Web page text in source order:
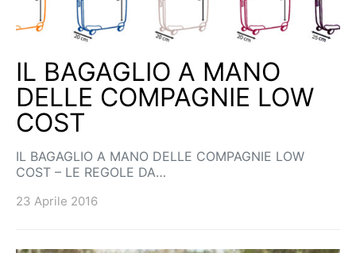
IL BAGAGLIO A MANO
DELLE COMPAGNIE LOW
COST
IL BAGAGLIO A MANO DELLE COMPAGNIE LOW
COST – LE REGOLE DA…
23 Aprile 2016